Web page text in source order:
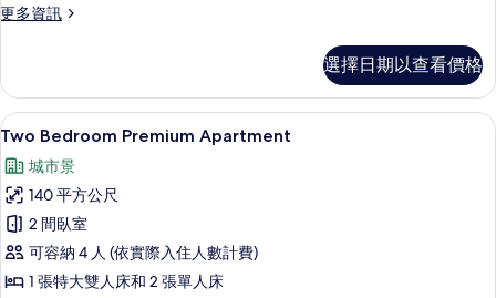
相
更多資訊
更
Deluxe
的
詳
選擇日期以查看價格
顯
示
Two
Bedroom
Premium
Apartment
的
Two Bedroom Premium Apartment |
6
Two Bedroom Premium Apartment
城市景
140 平方公尺
2 間臥室
可容納 4 人 (依實際入住人數計費)
1 張特大雙人床和 2 張單人床